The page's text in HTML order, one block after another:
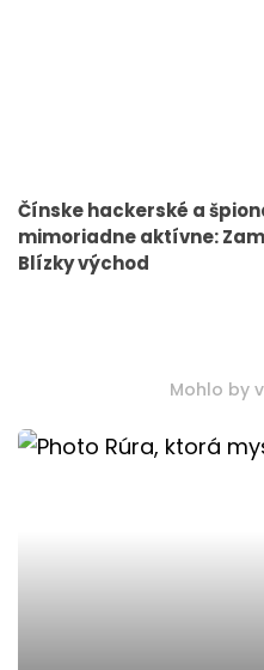
Čínske hackerské a
mimoriadne aktívne:
Blízky východ
Mohlo by